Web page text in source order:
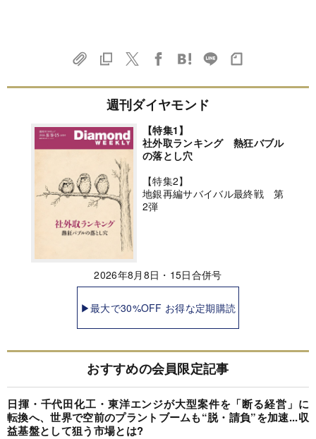
週刊ダイヤモンド
【特集1】
社外取ランキング 熱狂バブル
の落とし穴
【特集2】
地銀再編サバイバル最終戦 第
2弾
2026年8月8日・15日合併号
▶最大で30%OFF お得な定期購読
おすすめの会員限定記事
日揮・千代田化工・東洋エンジが大型案件を「断る経営」に
転換へ、世界で空前のプラントブームも“脱・請負”を加速...収
益基盤として狙う市場とは?